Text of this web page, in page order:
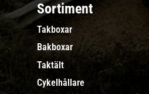
Sortiment
Takboxar
Bakboxar
Taktält
Cykelhållare